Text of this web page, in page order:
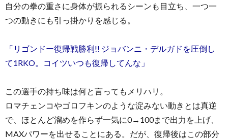
自分の拳の重さに身体が振られるシーンも目立ち、一つ一
つの動きにも引っ掛かりを感じる。
「リゴンドー復帰戦勝利!! ジョバンニ・デルガドを圧倒し
て1RKO。コイツいつも復帰してんな」
この選手の持ち味は何と言ってもメリハリ。
ロマチェンコやゴロフキンのような淀みない動きとは真逆
で、ほとんど溜めを作らず一気に0→100まで出力を上げ、
MAXパワーを出せることにある。だが、復帰後はこの部分